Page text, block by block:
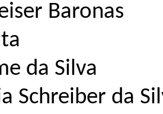
Baronas
da Silva
Schreiber da